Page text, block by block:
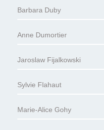
Barbara Duby
Anne Dumortier
Jaroslaw Fijalkowski
Sylvie Flahaut
Marie-Alice Gohy